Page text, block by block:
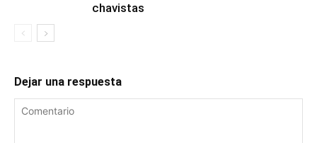
chavistas
Dejar una respuesta